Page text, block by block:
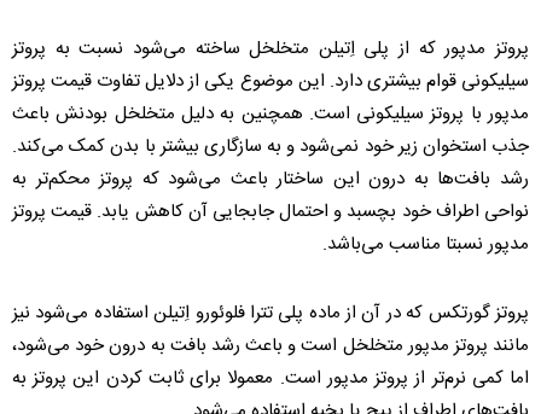
پروتز مدپور که از پلی اِتیلن متخلخل ساخته می‌شود نسبت به پروتز
سیلیکونی قوام بیشتری دارد. این موضوع یکی از دلایل تفاوت قیمت پروتز
مدپور با پروتز سیلیکونی است. همچنین به دلیل متخلخل بودنش باعث
جذب استخوان زیر خود نمی‌شود و به سازگاری بیشتر با بدن کمک می‌کند.
رشد بافت‌ها به درون این ساختار باعث می‌شود که پروتز محکم‌تر به
نواحی اطراف خود بچسبد و احتمال جابجایی آن کاهش یابد. قیمت پروتز
مدپور نسبتا مناسب می‌باشد.
پروتز گورتکس که در آن از ماده پلی تترا فلوئورو اِتیلن استفاده می‌شود نیز
مانند پروتز مدپور متخلخل است و باعث رشد بافت به درون خود می‌شود،
اما کمی نرم‌تر از پروتز مدپور است. معمولا برای ثابت کردن این پروتز به